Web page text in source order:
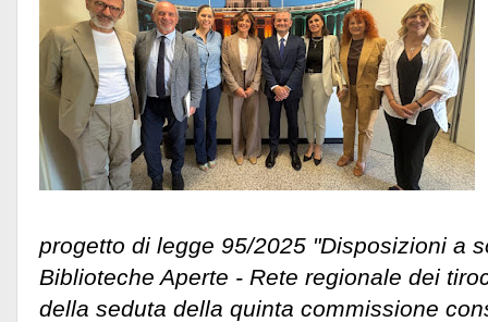
progetto di legge 95/2025 "Disposizioni a
Biblioteche Aperte - Rete regionale dei
della seduta della quinta commissione